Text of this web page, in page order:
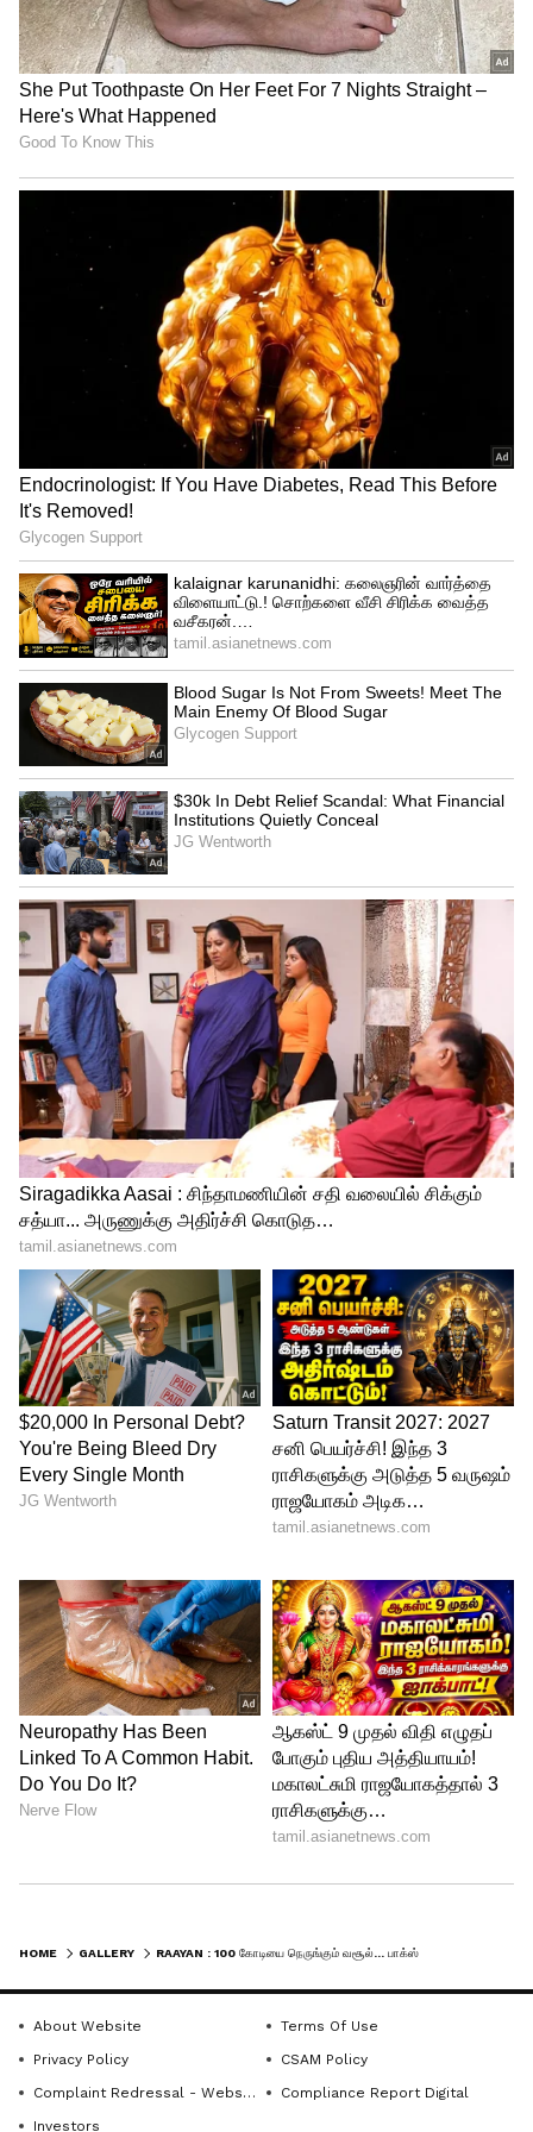
4
Raayan Dhanush
மிகப்பெரிய எதிர்பார்ப்புக்கு மத்தியில்
ரிலீஸ் ஆன ராயன் திரைப்படம் பாக்ஸ்
ஆபிஸிலும் வசூல் வேட்டை நடத்தி
வருகிறது. முதல் இரு தினங்களிலேயே
ரூ.50 கோடிக்கு மேல் வசூலை வாரிக்குவித்த
ராயன் திரைப்படம் மூன்றாம் நாளான
நேற்றும் அதன் வசூல் வேட்டையை
தொடர்ந்திருக்கிறது. ஞாயிற்றுக்கிழமை
என்பதால் பெரும்பாலான
திரையரங்குகளில் ராயன் திரைப்படம்
ஹவுஸ்புல் காட்சிகளாக ஓடி வசூலை
வாரிக்குவித்துள்ளது.
4
4
Raayan Box Office collection
மூன்று நாட்கள் முடிவில் ராயன் திரைப்படம்
உலகளவில் ரூ.75 கோடிக்கு மேல் வசூலித்து
மாஸ் காட்டி உள்ளது. குறிப்பாக
தமிழகத்தில் மட்டும் இப்படம் ரூ.40 கோடி
தெலுங்கில் ராயன் படம் ரூ.7.5 கோடியும்,
இதர இந்தியாவில் ரூ.10 கோடியும்
வசூலித்திருக்கிறது. வெளிநாடுகளில்
மட்டும் ராயன் படம் ரூ.20 கோடி வசூலித்து
இருப்பதாக கூறப்படுகிறது. தனுஷின்
கெரியரில் அதிவேகமாக ரூ.75 கோடி
வசூலை கடந்த படம் இது என்பது
சவால் விடும் துல்கர் சல்மான்.. சொத்து
LATEST VIDEOS
HOME GALLERY
About Website
Terms Of Use
Privacy Policy
CSAM Policy
Complaint Redressal - Website
Compliance Report Digital
Investors